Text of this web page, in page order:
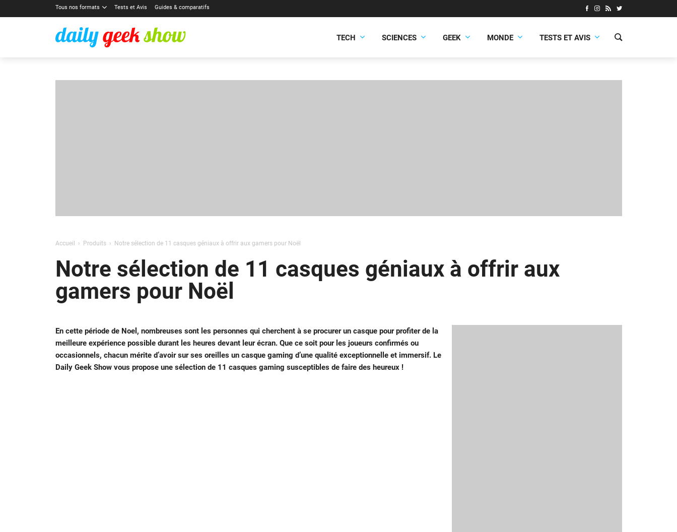
Tous nos formats Tests et Avis Guides & comparatifs
TECH SCIENCES GEEK MONDE TESTS ET AVIS
Accueil Produits Notre sélection de 11 casques géniaux à offrir aux gamers pour Noël
Notre sélection de 11 casques géniaux à offrir aux
gamers pour Noël
En cette période de Noel, nombreuses sont les personnes qui cherchent à se procurer un casque pour profiter de la
meilleure expérience possible durant les heures devant leur écran. Que ce soit pour les joueurs confirmés ou
occasionnels, chacun mérite d’avoir sur ses oreilles un casque gaming d’une qualité exceptionnelle et immersif. Le
Daily Geek Show vous propose une sélection de 11 casques gaming susceptibles de faire des heureux !